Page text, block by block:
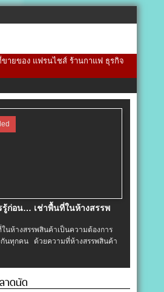
ายของ แฟรนไชส์ ร้านกาแฟ ธุรกิจ
รู้ก่อน… เช่าพื้นที่ในห้างสรรพ
ห้างสรรพสินค้าเป็นความต้องการ
นทุกคน ด้วยความที่ห้างสรรพสินค้า
าดนัด